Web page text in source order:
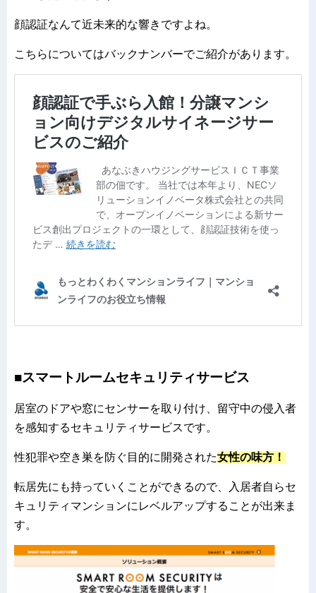
顔認証なんて近未来的な響きですよね。
こちらについてはバックナンバーでご紹介があります。
■スマートルームセキュリティサービス
居室のドアや窓にセンサーを取り付け、留守中の侵入者
を感知するセキュリティサービスです。
性犯罪や空き巣を防ぐ目的に開発された女性の味方！
転居先にも持っていくことができるので、入居者自らセ
キュリティマンションにレベルアップすることが出来ま
す。